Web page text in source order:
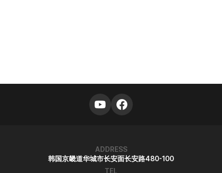
ADDRESS
韩国京畿道华城市长安面长安路480-100
TEL